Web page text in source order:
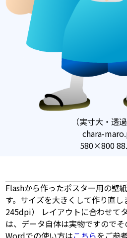
（実寸大・透
chara-
580×800
Flashから作ったポスター用の壁
す。サイズを大きくして作り直
245dpi） レイアウトに合わせて
は、データ自体は実物ですのでそ
Wordでの使い方はこちらをご参